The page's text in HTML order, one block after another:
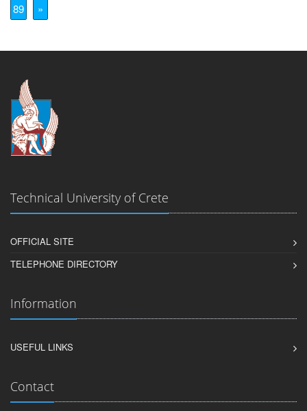
89
»
Technical University of Crete
OFFICIAL SITE
TELEPHONE DIRECTORY
Information
USEFUL LINKS
Contact